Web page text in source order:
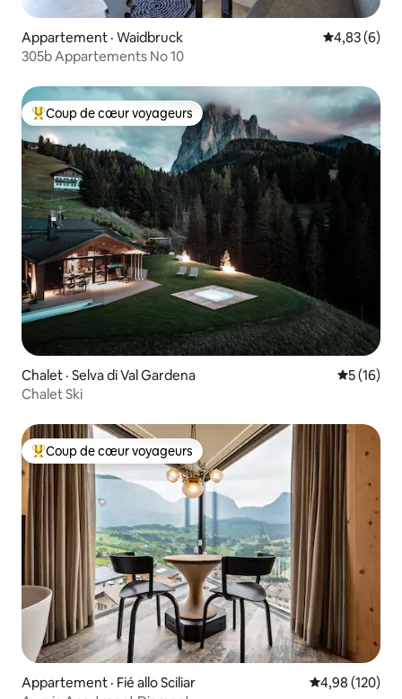
Appartement · Waidbruck Note
4,83 (6)
305b Appartements No 10
Coup de cœur voyageurs parmi les plus aimés
Coup de cœur voyageurs
Chalet · Selva di Val Gardena Note
5 (16)
Chalet Ski
Coup de cœur voyageurs parmi les plus aimés
Coup de cœur voyageurs
Appartement · Fié allo Sciliar Note
4,98 (120)